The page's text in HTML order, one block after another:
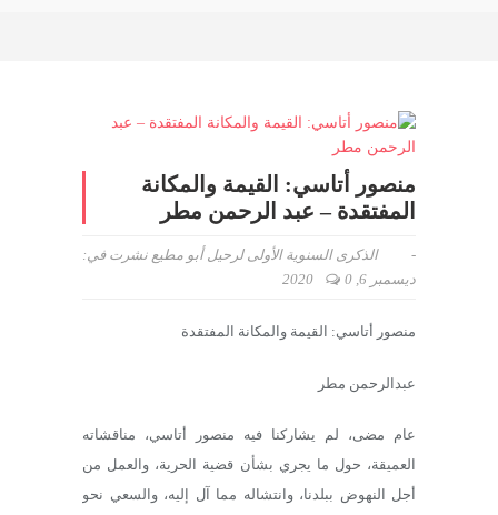
منصور أتاسي: القيمة والمكانة
المفتقدة – عبد الرحمن مطر
نشرت في: الذكرى السنوية الأولى لرحيل أبو مطيع
-
ديسمبر 6, 2020
0
منصور أتاسي: القيمة والمكانة المفتقدة
عبدالرحمن مطر
عام مضى، لم يشاركنا فيه منصور أتاسي، مناقشاته
العميقة، حول ما يجري بشأن قضية الحرية، والعمل من
أجل النهوض ببلدنا، وانتشاله مما آل إليه، والسعي نحو